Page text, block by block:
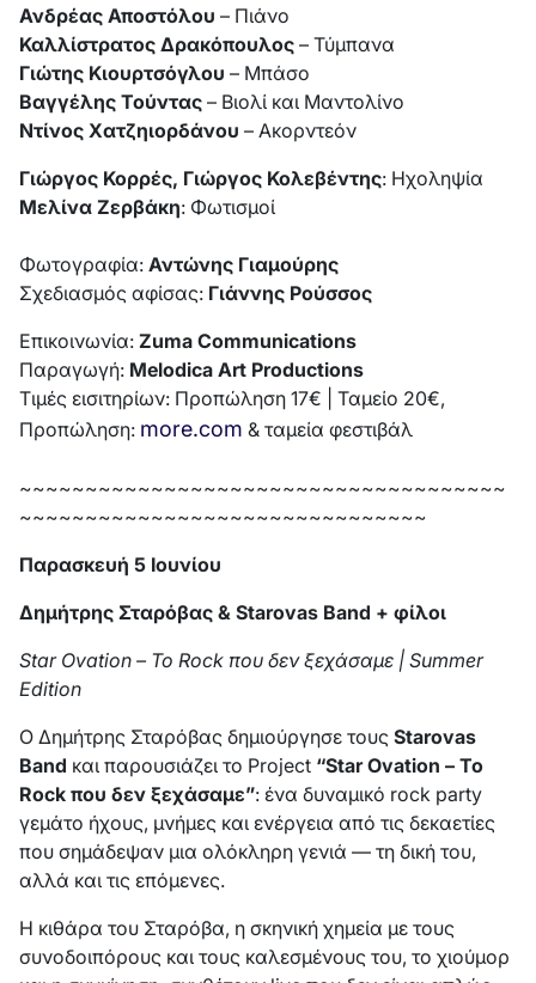
Ανδρέας Αποστόλου – Πιάνο
Καλλίστρατος Δρακόπουλος – Τύμπανα
Γιώτης Κιουρτσόγλου – Μπάσο
Βαγγέλης Τούντας – Βιολί και Μαντολίνο
Ντίνος Χατζηιορδάνου – Ακορντεόν
Γιώργος Κορρές, Γιώργος Κολεβέντης: Ηχοληψία
Μελίνα Ζερβάκη: Φωτισμοί
Φωτογραφία: Αντώνης Γιαμούρης
Σχεδιασμός αφίσας: Γιάννης Ρούσσος
Επικοινωνία: Zuma Communications
Παραγωγή: Melodica Art Productions
Τιμές εισιτηρίων: Προπώληση 17€ | Ταμείο 20€,
Προπώληση: more.com & ταμεία φεστιβάλ
~~~~~~~~~~~~~~~~~~~~~~~~~~~~~~~~~~~~~
~~~~~~~~~~~~~~~~~~~~~~~~~~~~~~~
Παρασκευή 5 Ιουνίου
Δημήτρης Σταρόβας & Starovas Band + φίλοι
Star Ovation – Το Rock που δεν ξεχάσαμε | Summer
Edition
Ο Δημήτρης Σταρόβας δημιούργησε τους Starovas
Band και παρουσιάζει το Project “Star Ovation – Το
Rock που δεν ξεχάσαμε”: ένα δυναμικό rock party
γεμάτο ήχους, μνήμες και ενέργεια από τις δεκαετίες
που σημάδεψαν μια ολόκληρη γενιά — τη δική του,
αλλά και τις επόμενες.
Η κιθάρα του Σταρόβα, η σκηνική χημεία με τους
συνοδοιπόρους και τους καλεσμένους του, το χιούμορ